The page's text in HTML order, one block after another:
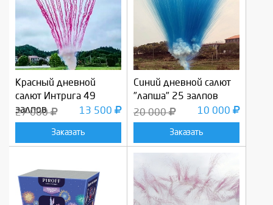
Красный дневной
салют Интрига 49
залпов
27 000 13 500
Заказать
Синий дневной салют
"лапша" 25 залпов
20 000
10 000
Заказать